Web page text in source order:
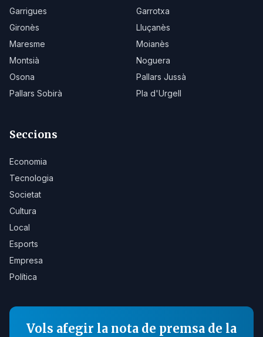
Garrigues
Garrotxa
Gironès
Lluçanès
Maresme
Moianès
Montsià
Noguera
Osona
Pallars Jussà
Pallars Sobirà
Pla d'Urgell
Seccions
Economia
Tecnologia
Societat
Cultura
Local
Esports
Empresa
Política
Vols afegir la nota de premsa de la